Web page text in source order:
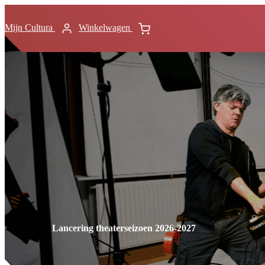
Mijn Cultura Winkelwagen
Lancering theaterseizoen 2026-2027